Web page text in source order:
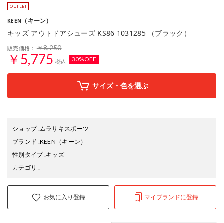
KEEN （キーン）
キッズ アウトドアシューズ KS86 1031285 （ブラック）
販売価格： ￥8,250
￥5,775 税込 30%OFF
サイズ・色を選ぶ
ショップ:ムラサキスポーツ
ブランド :KEEN （キーン）
性別タイプ:キッズ
カテゴリ :
お気に入り登録 マイブランドに登録